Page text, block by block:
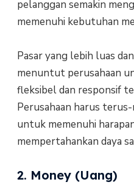
pelanggan semakin
memenuhi kebutuhan
Pasar yang lebih luas
menuntut perusahaan
fleksibel dan responsif
Perusahaan harus
untuk memenuhi
mempertahankan daya
2. Money (Uang)